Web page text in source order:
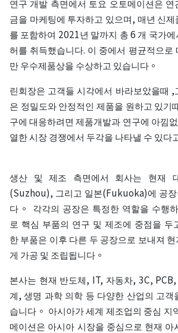
연구 개발 측면에서 토요 오토메이션은
금을 마케팅에 투자하고 있으며, 매년 신
를 포함하여 2021년 말까지 총 6 개 국가
허를 취득했습니다. 이 중에서 평균적으로
만 우수제품상을 수상하고 있습니다。
린회장은 고객들 시각에서 바라보았을때 ,
은 정밀도와 안정적인 제품을 원하고 있기
구에 대응하려면 제품개발과 연구에 아낌
열한 시장 경쟁에서 두각을 나타낼 수 있다
생산 및 제조 측면에서 회사는 현재
(Suzhou), 그리고 일본(Fukuoka)에 공장
다。 각각의 공장은 특정한 역할을 수행
로 핵심 부품의 연구 및 제조에 중점을 두
한 부품은 이후 다른 두 공장으로 보내져
게 가공 및 조립됩니다。
본사는 현재 반도체, IT, 자동차, 3C,
계, 생명 과학 의학 등 다양한 산업의 고객
습니다。 아시아가 세계 제조업의 중심 지
메이션은 아시아 시장을 중심으로 현재 아